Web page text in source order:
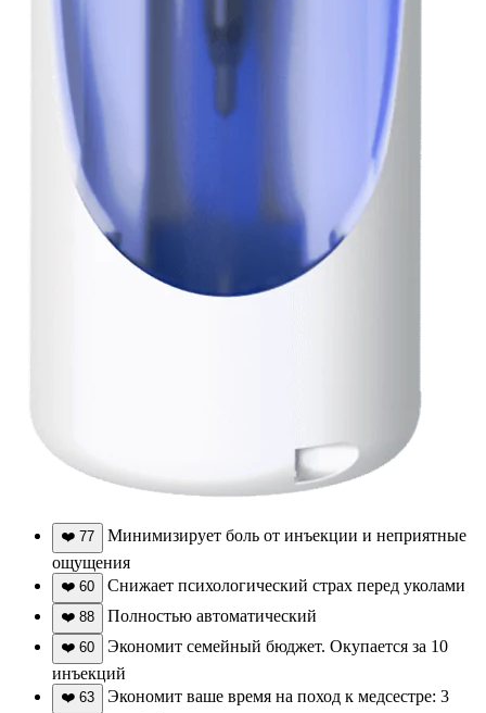
❤️ 77
Минимизирует боль от инъекции и неприятные
ощущения
❤️ 60 Снижает психологический страх перед уколами
❤️ 88 Полностью автоматический
❤️ 60
Экономит семейный бюджет. Окупается за 10
инъекций
❤️ 63
Экономит ваше время на поход к медсестре: 3